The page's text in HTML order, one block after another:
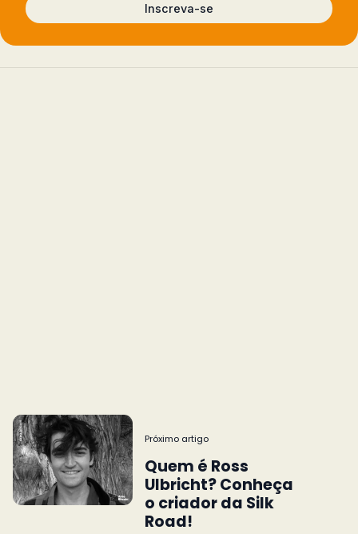
Inscreva-se
Próximo artigo
Quem é Ross
Ulbricht? Conheça
o criador da Silk
Road!